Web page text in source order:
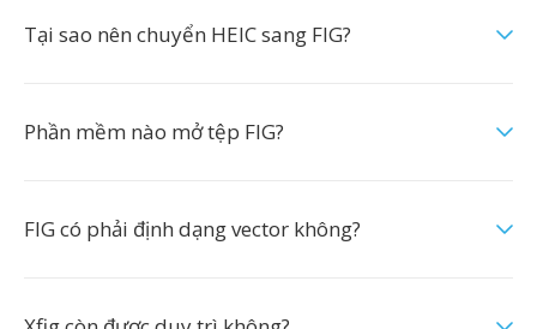
Tại sao nên chuyển HEIC sang FIG?
Phần mềm nào mở tệp FIG?
FIG có phải định dạng vector không?